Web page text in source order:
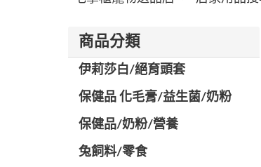
商品分類
伊莉莎白/絕育頭套
保健品 化毛膏/益生菌/奶粉
保健品/奶粉/營養
兔飼料/零食